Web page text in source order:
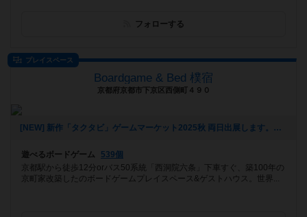
フォローする
プレイスペース
Boardgame & Bed 樸宿
京都府京都市下京区西側町４９０
[NEW] 新作「タクタビ」ゲームマーケット2025秋 両日出展します。（2025年08月24日 11時31分）
遊べるボードゲーム
539個
京都駅から徒歩12分orバス50系統「西洞院六条」下車すぐ、築100年の
京町家改築したのボードゲームプレイスペース&ゲストハウス。世界...